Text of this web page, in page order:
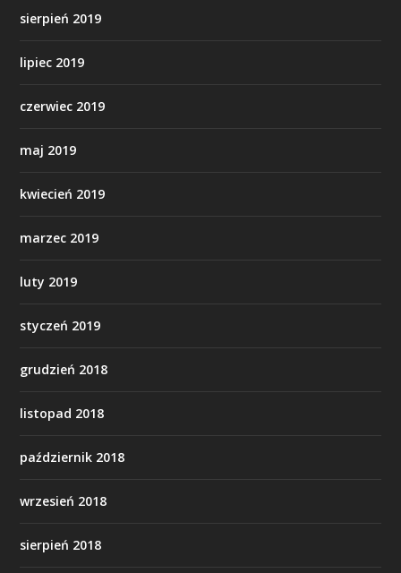
sierpień 2019
lipiec 2019
czerwiec 2019
maj 2019
kwiecień 2019
marzec 2019
luty 2019
styczeń 2019
grudzień 2018
listopad 2018
październik 2018
wrzesień 2018
sierpień 2018